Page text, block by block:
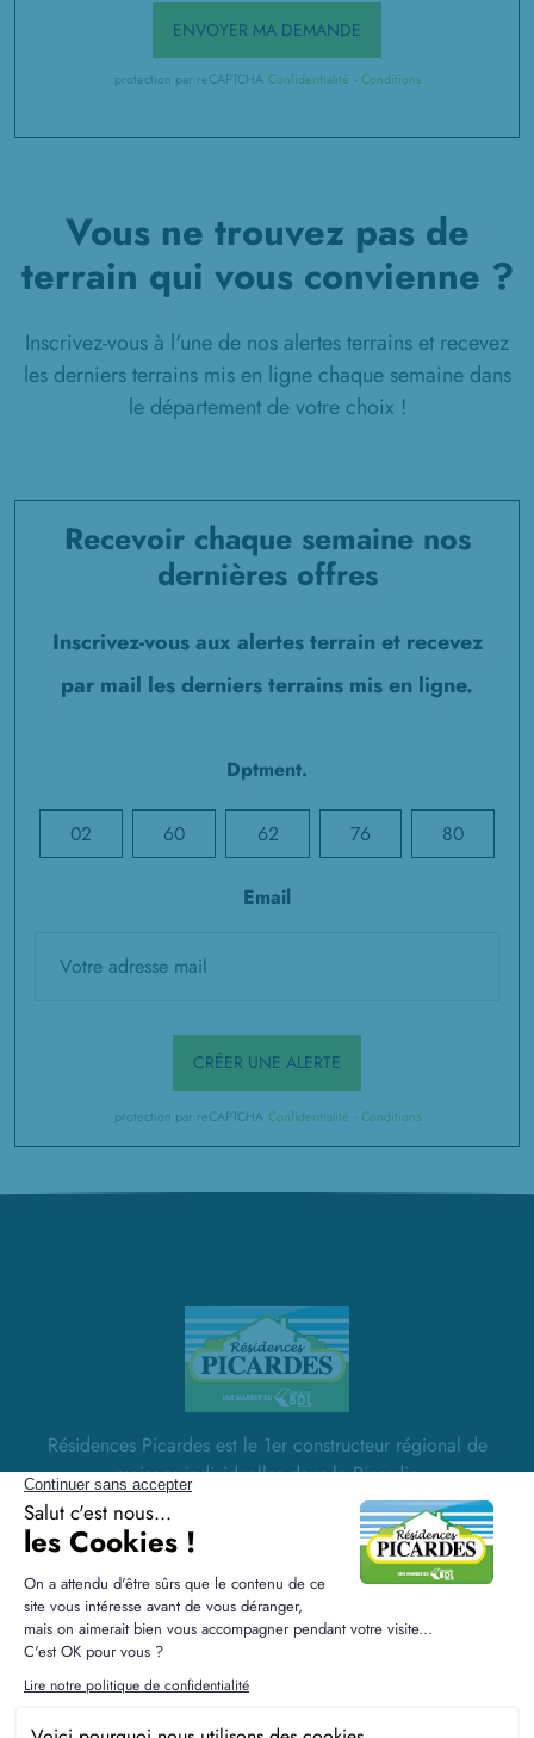
ENVOYER MA DEMANDE
protection par reCAPTCHA Confidentialité - Conditions
Vous ne trouvez pas de
terrain qui vous convienne ?
Inscrivez-vous à l'une de nos alertes terrains et recevez
les derniers terrains mis en ligne chaque semaine dans
le département de votre choix !
Recevoir chaque semaine nos
dernières offres
Inscrivez-vous aux alertes terrain et recevez
par mail les derniers terrains mis en ligne.
Dptment.
02 60 62 76 80
Email
CRÉER UNE ALERTE
protection par reCAPTCHA Confidentialité - Conditions
Résidences Picardes est le 1er constructeur régional de
maisons individuelles dans la Picardie
Liens utiles
Alertes terrain
Newsletter
Nos maisons